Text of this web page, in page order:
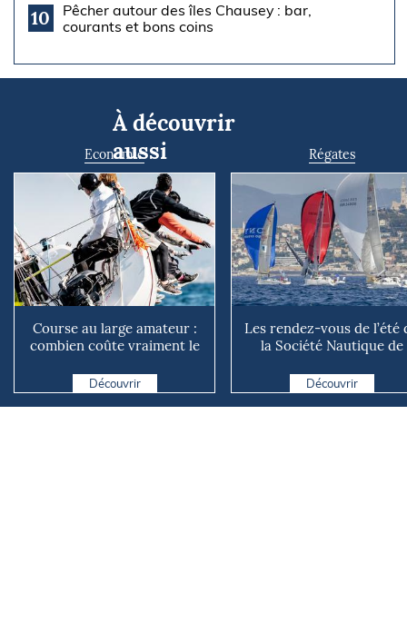
10
Pêcher autour des îles Chausey : bar,
courants et bons coins
À découvrir
aussi
Economie
Course au large amateur :
combien coûte vraiment le
Découvrir
Régates
Les rendez-vous de l’été
la Société Nautique de
Découvrir